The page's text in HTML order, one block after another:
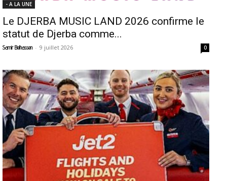
- A LA UNE
Le DJERBA MUSIC LAND 2026 confirme le
statut de Djerba comme...
Samir Belhassen - 9 juillet 2026 0